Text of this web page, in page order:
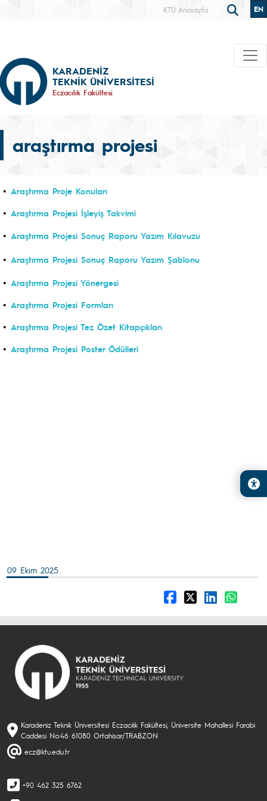
KTÜ Anasayfa EN
KARADENİZ
TEKNİK ÜNİVERSİTESİ
Eczacılık Fakültesi
araştırma projesi
• Araştırma Proje Konuları
• Araştırma Projesi İşleyiş Takvimi
• Araştırma Projesi Sonuç Raporu Yazım Kılavuzu
• Araştırma Projesi Sonuç Raporu Yazım Şablonu
• Araştırma Projesi Yönergesi
• Araştırma Projesi Formları
• Araştırma Projesi Tez Özet Kitapçıkları
• Araştırma Projesi Poster Ödülleri
09 Ekim 2025
Karadeniz Teknik Üniversitesi Eczacılık Fakültesi, Üniversite Mahallesi Farabi
Caddesi No:46 61080 Ortahisar/TRABZON
ecz@ktu.edu.tr
+90 462 325 6762